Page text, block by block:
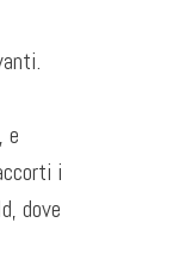
e
i
dove